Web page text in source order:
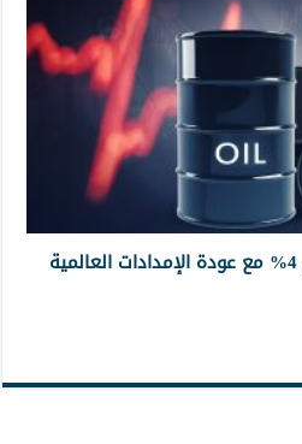
تراجع أسعار النفط بأكثر من 4% مع عودة الإمدادات العالمية